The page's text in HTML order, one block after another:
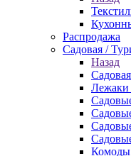
Распродажа
Садовая /
Назад
Лежаки